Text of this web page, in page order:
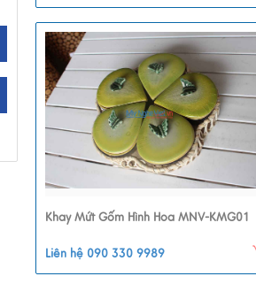
Khay Mứt Gốm Hình Hoa MNV-KMG01
Liên hệ 090 330 9989